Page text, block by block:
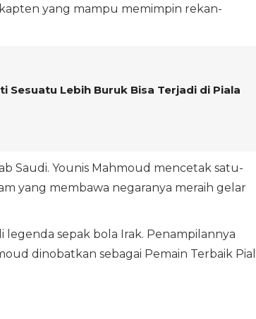
yang mampu memimpin rekan-
Sesuatu Lebih Buruk Bisa Terjadi di Piala
Saudi. Younis Mahmoud mencetak satu-
yang membawa negaranya meraih gelar
sepak bola Irak. Penampilannya
dinobatkan sebagai Pemain Terbaik